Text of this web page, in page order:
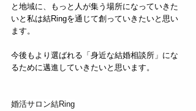
と地域に、もっと人が集う場所になっていきた
いと私は結Ringを通じて創っていきたいと思い
ます。
今後もより選ばれる「身近な結婚相談所」にな
るために邁進していきたいと思います。
婚活サロン結Ring